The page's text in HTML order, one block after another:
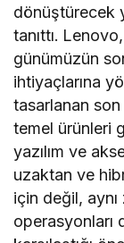
dönüştürecek
tanıttı.
günümüzün
ihtiyaçlarına
tasarlanan
temel ürünleri
yazılım ve
uzaktan ve
için değil,
operasyonları